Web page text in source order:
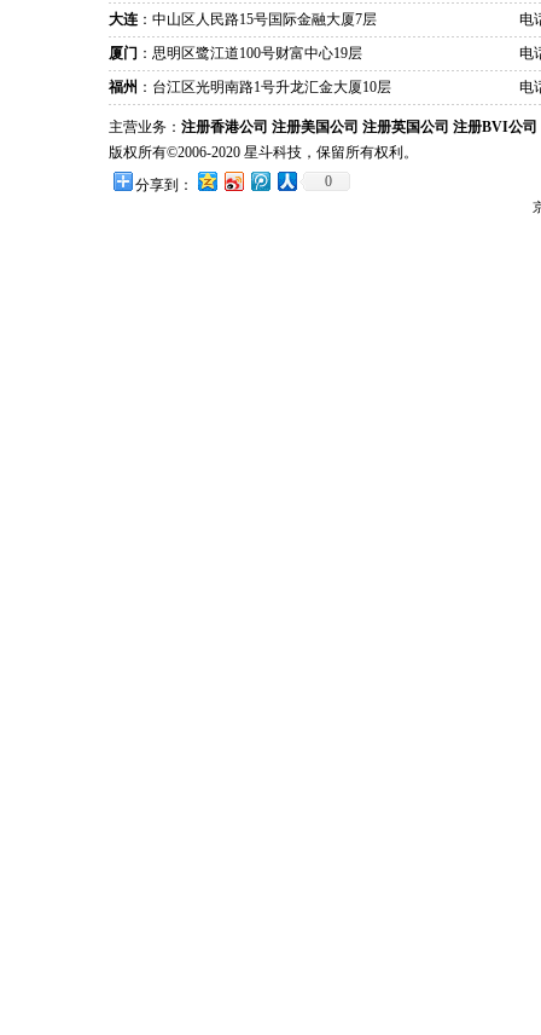
大连 ：中山区人民路15号国际金融大厦7层
电
厦门 ：思明区鹭江道100号财富中心19层
电
福州 ：台江区光明南路1号升龙汇金大厦10层 电
主营业务： 注册香港公司 注册美国公司 注册英国公司 注册BVI公司
版权所有©2006-2020 星斗科技，保留所有权利。
分享到：
0